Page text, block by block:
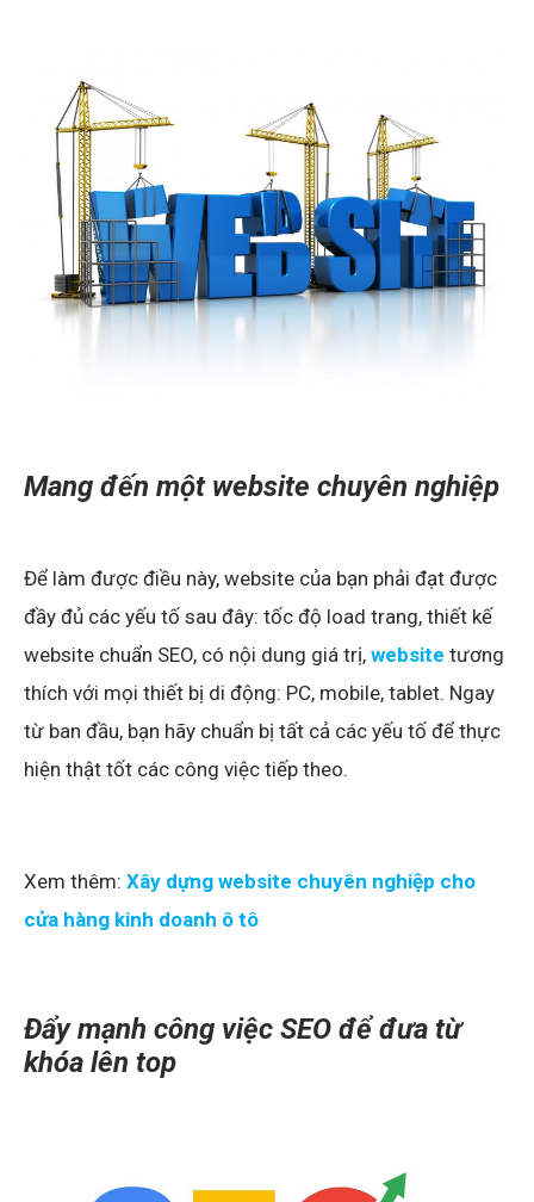
Mang đến một website chuyên nghiệp
Để làm được điều này, website của bạn phải đạt được
đầy đủ các yếu tố sau đây: tốc độ load trang, thiết kế
website chuẩn SEO, có nội dung giá trị, website tương
thích với mọi thiết bị di động: PC, mobile, tablet. Ngay
từ ban đầu, bạn hãy chuẩn bị tất cả các yếu tố để thực
hiện thật tốt các công việc tiếp theo.
Xem thêm: Xây dựng website chuyên nghiệp cho
cửa hàng kinh doanh ô tô
Đẩy mạnh công việc SEO để đưa từ
khóa lên top